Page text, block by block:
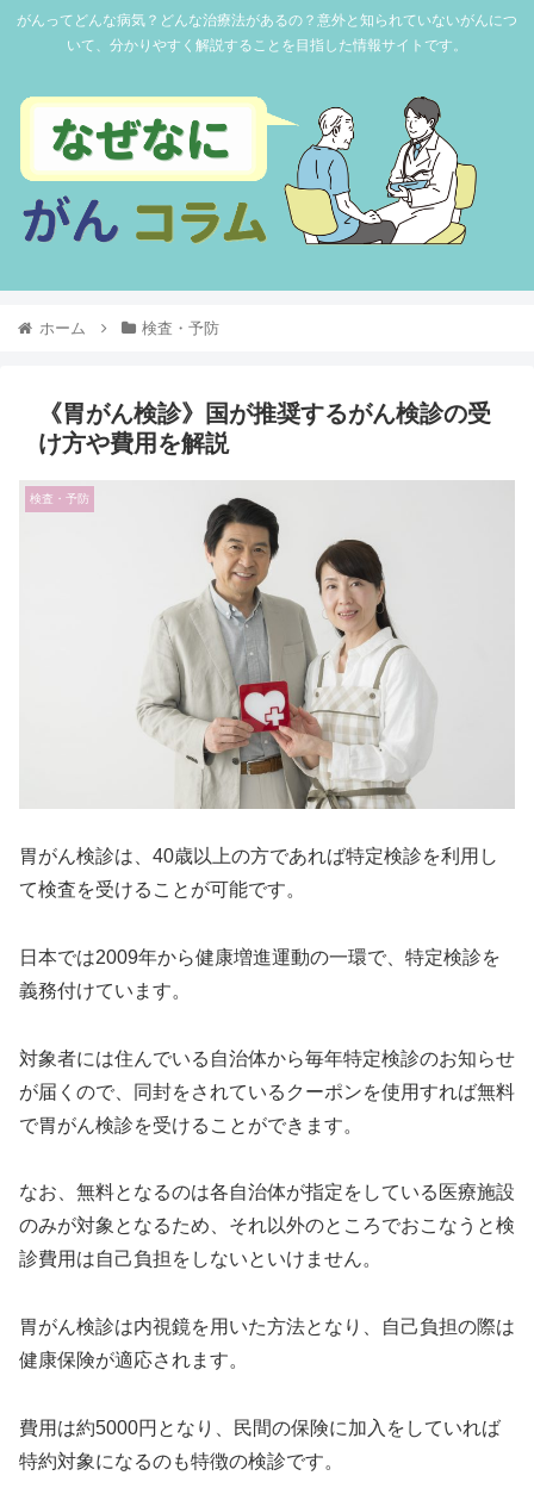
がんってどんな病気？どんな治療法があるの？意外と知られていないがんにつ
いて、分かりやすく解説することを目指した情報サイトです。
ホーム 検査・予防
《胃がん検診》国が推奨するがん検診の受
け方や費用を解説
検査・予防
胃がん検診は、40歳以上の方であれば特定検診を利用し
て検査を受けることが可能です。
日本では2009年から健康増進運動の一環で、特定検診を
義務付けています。
対象者には住んでいる自治体から毎年特定検診のお知らせ
が届くので、同封をされているクーポンを使用すれば無料
で胃がん検診を受けることができます。
なお、無料となるのは各自治体が指定をしている医療施設
のみが対象となるため、それ以外のところでおこなうと検
診費用は自己負担をしないといけません。
胃がん検診は内視鏡を用いた方法となり、自己負担の際は
健康保険が適応されます。
費用は約5000円となり、民間の保険に加入をしていれば
特約対象になるのも特徴の検診です。